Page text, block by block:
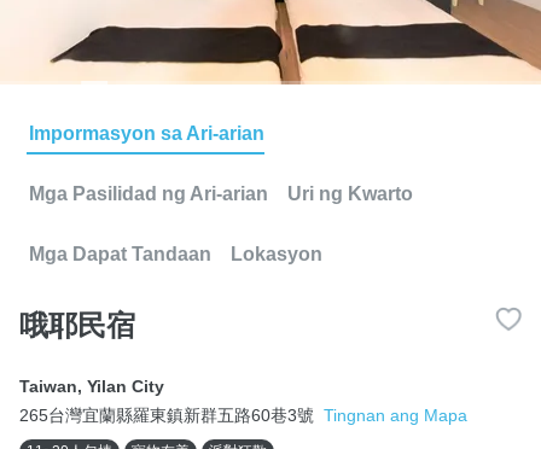
Impormasyon sa Ari-arian
Mga Pasilidad ng Ari-arian Uri ng Kwarto
Mga Dapat Tandaan Lokasyon
哦耶民宿
Taiwan, Yilan City
265台灣宜蘭縣羅東鎮新群五路60巷3號 Tingnan ang Mapa